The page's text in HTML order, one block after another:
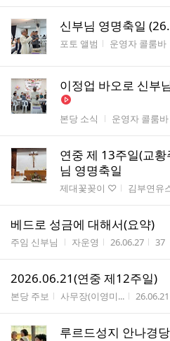
신부님 영명축일
게시판명
포토 앨범 작성자
운영자 콜룸바
이정업 바오로 신부
게시판명
본당 소식 작성자
운영자 콜룸바
연중 제 13주일(교
님 영명축일
게시판명
제대꽃꽂이 ♡ 작성자
김부연유
베드로 성금에 대해서(요약)
게시판명
주임 신부님 작성자
자운영 작성시간
26.06.27 조
37
2026.06.21(연중 제12주일)
게시판명
본당 주보 작성자
사무장(이영미... 작성시간
26.06.21
루르드성지 안나경